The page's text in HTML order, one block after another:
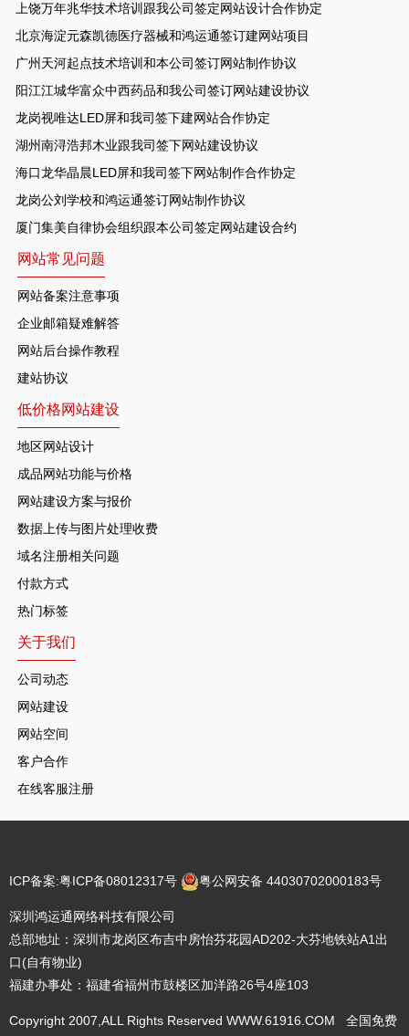
上饶万年兆华技术培训跟我公司签定网站设计合作协定
北京海淀元森凯德医疗器械和鸿运通签订建网站项目
广州天河起点技术培训和本公司签订网站制作协议
阳江江城华富众中西药品和我公司签订网站建设协议
龙岗视唯达LED屏和我司签下建网站合作协定
湖州南浔浩邦木业跟我司签下网站建设协议
海口龙华晶晨LED屏和我司签下网站制作合作协定
龙岗公刘学校和鸿运通签订网站制作协议
厦门集美自律协会组织跟本公司签定网站建设合约
网站常见问题
网站备案注意事项
企业邮箱疑难解答
网站后台操作教程
建站协议
低价格网站建设
地区网站设计
成品网站功能与价格
网站建设方案与报价
数据上传与图片处理收费
域名注册相关问题
付款方式
热门标签
关于我们
公司动态
网站建设
网站空间
客户合作
在线客服注册
ICP备案:粤ICP备08012317号 粤公网安备 44030702000183号
深圳鸿运通网络科技有限公司
总部地址：深圳市龙岗区布吉中房怡芬花园AD202-大芬地铁站A1出
口(自有物业)
福建办事处：福建省福州市鼓楼区加洋路26号4座103
Copyright 2007,ALL Rights Reserved WWW.61916.COM 全国免费